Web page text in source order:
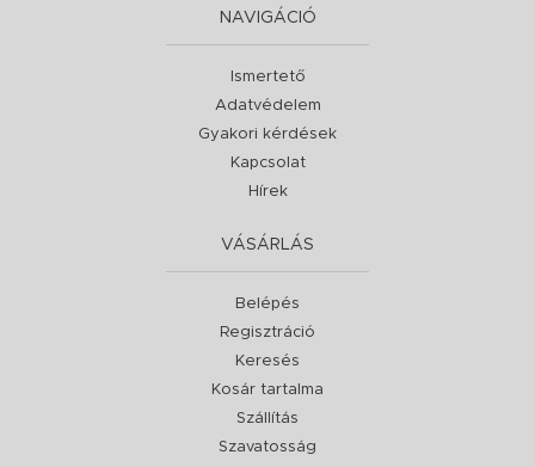
NAVIGÁCIÓ
Ismertető
Adatvédelem
Gyakori kérdések
Kapcsolat
Hírek
VÁSÁRLÁS
Belépés
Regisztráció
Keresés
Kosár tartalma
Szállítás
Szavatosság